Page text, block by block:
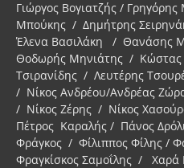
Γιώργος Βογιατζής /
Μπούκης / Δημήτρης
Έλενα Βασιλάκη / Θανάσης
Θοδωρής Μηνιάτης /
Τσιρανίδης / Λευτέρης
/ Νίκος Ανδρέου/Ανδρέας
/ Νίκος Ζέρης / Νίκος
Πέτρος Καραλής / Πάνος
Φράγκος / Φίλιππος Φίλης /
Φραγκίσκος Σαμοΐλης /